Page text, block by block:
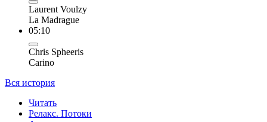
Laurent Voulzy
La Madrague
05:10
Chris Spheeris
Carino
Вся история
Читать
Релакс. Потоки